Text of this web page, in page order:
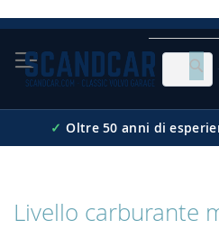
Skip
Content
✓ Oltre 50 anni di
Livello carburante